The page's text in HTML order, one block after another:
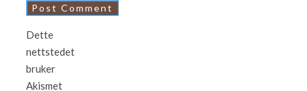
Dette
nettstedet
bruker
Akismet